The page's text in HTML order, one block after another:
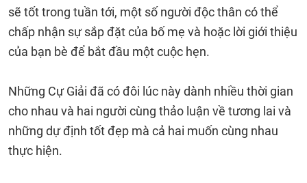
sẽ tốt trong tuần tới, một số người độc thân có thể
chấp nhận sự sắp đặt của bố mẹ và hoặc lời giới thiệu
của bạn bè để bắt đầu một cuộc hẹn.
Những Cự Giải đã có đôi lúc này dành nhiều thời gian
cho nhau và hai người cùng thảo luận về tương lai và
những dự định tốt đẹp mà cả hai muốn cùng nhau
thực hiện.